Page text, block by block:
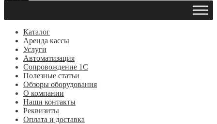
Каталог
Аренда кассы
Услуги
Автоматизация
Сопровождение 1С
Полезные статьи
Обзоры оборудования
О компании
Наши контакты
Реквизиты
Оплата и доставка